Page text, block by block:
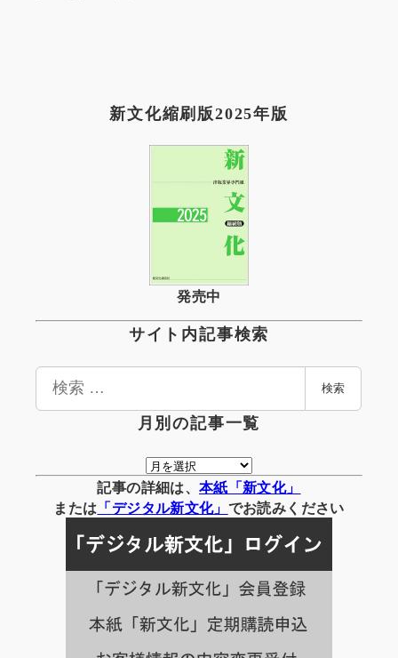
新文化縮刷版2025年版
発売中
サイト内記事検索
検
検索
月別の記事一覧
月
別
の
事
一
覧
記事の詳細は、 本紙「新文化」
または 「デジタル新文化」 でお読みください